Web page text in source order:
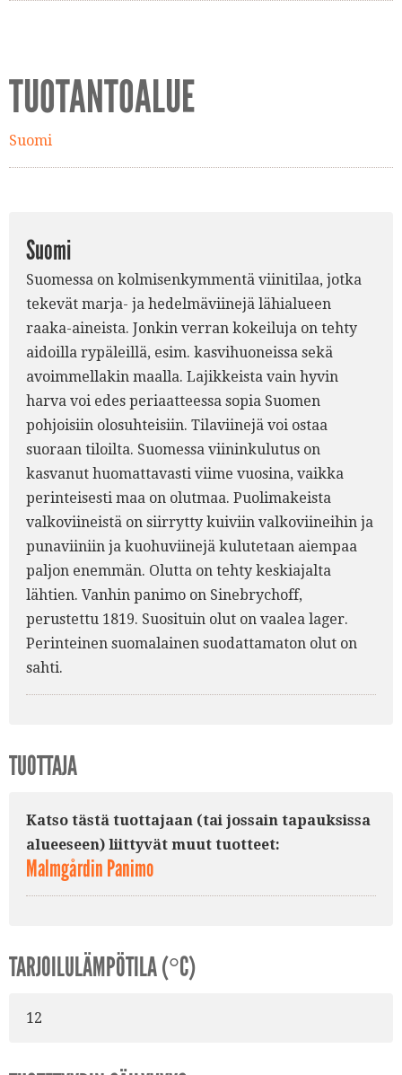
TUOTANTOALUE
Suomi
Suomi
Suomessa on kolmisenkymmentä viinitilaa, jotka
tekevät marja- ja hedelmäviinejä lähialueen
raaka-aineista. Jonkin verran kokeiluja on tehty
aidoilla rypäleillä, esim. kasvihuoneissa sekä
avoimmellakin maalla. Lajikkeista vain hyvin
harva voi edes periaatteessa sopia Suomen
pohjoisiin olosuhteisiin. Tilaviinejä voi ostaa
suoraan tiloilta. Suomessa viininkulutus on
kasvanut huomattavasti viime vuosina, vaikka
perinteisesti maa on olutmaa. Puolimakeista
valkoviineistä on siirrytty kuiviin valkoviineihin ja
punaviiniin ja kuohuviinejä kulutetaan aiempaa
paljon enemmän. Olutta on tehty keskiajalta
lähtien. Vanhin panimo on Sinebrychoff,
perustettu 1819. Suosituin olut on vaalea lager.
Perinteinen suomalainen suodattamaton olut on
sahti.
TUOTTAJA
Katso tästä tuottajaan (tai jossain tapauksissa
alueeseen) liittyvät muut tuotteet:
Malmgårdin Panimo
TARJOILULÄMPÖTILA (°C)
12